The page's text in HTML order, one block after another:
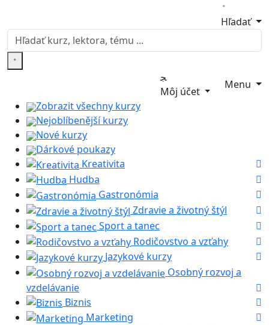
Hľadať
Môj účet
Menu
Zobrazit všechny kurzy
Nejoblíbenější kurzy
Nové kurzy
Dárkové poukazy
Kreativita
Hudba
Gastronómia
Zdravie a životný štýl
Sport a tanec
Rodičovstvo a vzťahy
Jazykové kurzy
Osobný rozvoj a
vzdelávanie
Biznis
Marketing